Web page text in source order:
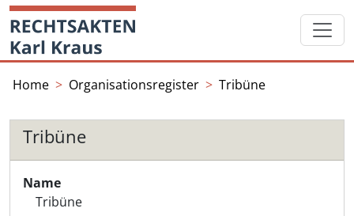
Skip
content
Startseite
Home Organisationsregister Tribüne
Tribüne
Name
Tribüne